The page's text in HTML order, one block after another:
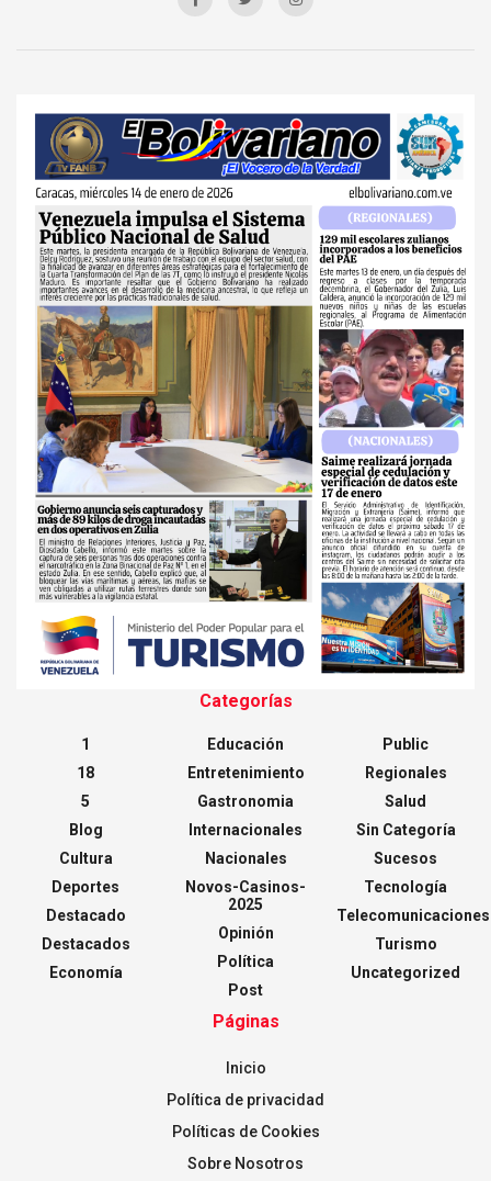
Categorías
1
18
5
Blog
Cultura
Deportes
Destacado
Destacados
Economía
Educación
Entretenimiento
Gastronomia
Internacionales
Nacionales
Novos-Casinos-
2025
Opinión
Política
Post
Public
Regionales
Salud
Sin Categoría
Sucesos
Tecnología
Telecomunicaciones
Turismo
Uncategorized
Páginas
Inicio
Política de privacidad
Políticas de Cookies
Sobre Nosotros